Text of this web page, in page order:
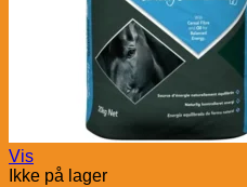
Vis
Ikke på lager